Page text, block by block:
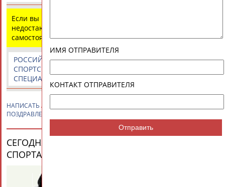
Если вы нашли ошибку в данных или имеете
недостающую информацию, внесите изменения
самостоятельно
СПОРТИВНЫЕ
РОССИЙСКИЕ
РОССИЙСКИЕ
СПОРТСМЕНЫ,
СПЕЦИАЛИСТЫ
НАПИСАТЬ Арвидас-Ромас САБОНИС
ПОЗДРАВЛЕНИЕ / СООБЩЕНИЕ
СЕГОДНЯ ДЕНЬ РОЖДЕНИЯ У ПЕРСОН ИЗ МИРА
СПОРТА (25 ПЕРСОНАЛИЙ)
ИМЯ ОТПРАВИТЕЛЯ
КОНТАКТ ОТПРАВИТЕЛЯ
Отправить